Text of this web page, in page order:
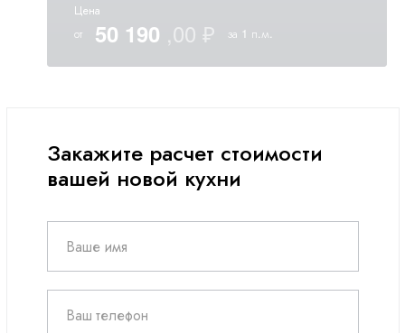
Цена
от 50 190 за 1 п.м.
Закажите расчет стоимости
вашей новой кухни
Ваше имя
Ваш телефон